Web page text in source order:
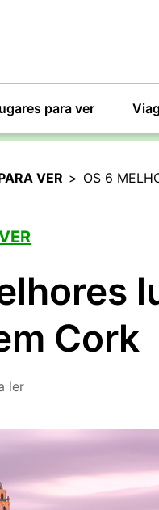
para ver
VER > OS 6
Cork
ler